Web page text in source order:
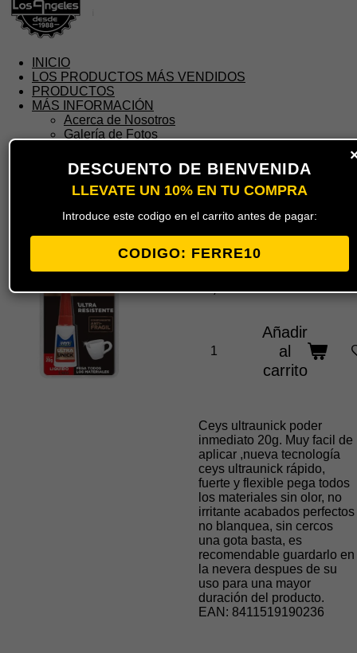
INICIO
LOS PRODUCTOS MÁS VENDIDOS
PRODUCTOS
MÁS INFORMACIÓN
Acerca de Nosotros
Galería de Fotos
AVISOS LEGALES
CONTACTO
Cuenta
Carro de la compra
PEGAMENTO INSTANT
CIANO CEYS 20 G 504051
12,60 €
Añadir
al
carrito
Ceys ultraunick poder
inmediato 20g. Muy facil de
aplicar ,nueva tecnología
ceys ultraunick rápido,
fuerte y flexible pega todos
los materiales sin olor, no
irritante acabados perfectos
no blanquea, sin cercos
una gota basta, es
recomendable guardarlo en
la nevera despues de su
uso para una mayor
duración del producto.
EAN: 8411519190236
DESCUENTO DE BIENVENIDA
LLEVATE UN 10% EN TU COMPRA
Introduce este codigo en el carrito antes de pagar:
CODIGO: FERRE10